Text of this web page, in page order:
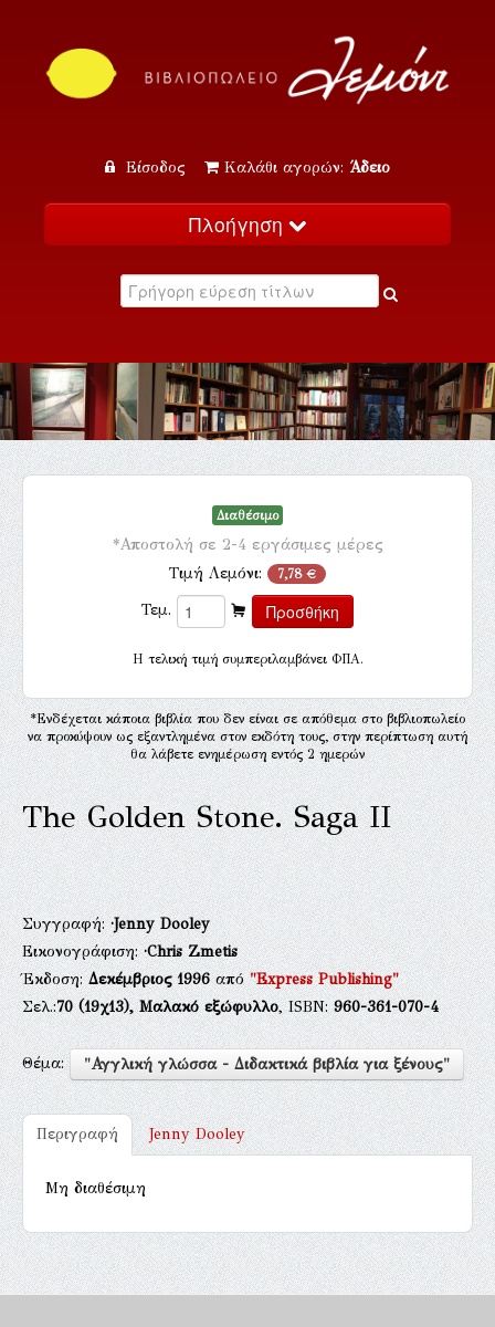
Είσοδος Καλάθι αγορών: Άδειο
Πλοήγηση
Κατάλογος
Εκδηλώσεις
Επικοινωνία
Διαθέσιμο
*Αποστολή σε 2-4 εργάσιμες μέρες
Τιμή Λεμόνι: 7,78 €
Τεμ.
H τελική τιμή συμπεριλαμβάνει ΦΠΑ.
*Ενδέχεται κάποια βιβλία που δεν είναι σε απόθεμα στο βιβλιοπωλείο
να προκύψουν ως εξαντλημένα στον εκδότη τους, στην περίπτωση αυτή
θα λάβετε ενημέρωση εντός 2 ημερών
The Golden Stone. Saga II
Συγγραφή:·Jenny Dooley
Εικονογράφιση:·Chris Zmetis
Έκδοση: Δεκέμβριος 1996από"Express Publishing"
Σελ.:70(19χ13), Μαλακό εξώφυλλο, ISBN:960-361-070-4
Θέμα: "Αγγλική γλώσσα - Διδακτικά βιβλία για ξένους"
Περιγραφή Jenny Dooley
Μη διαθέσιμη